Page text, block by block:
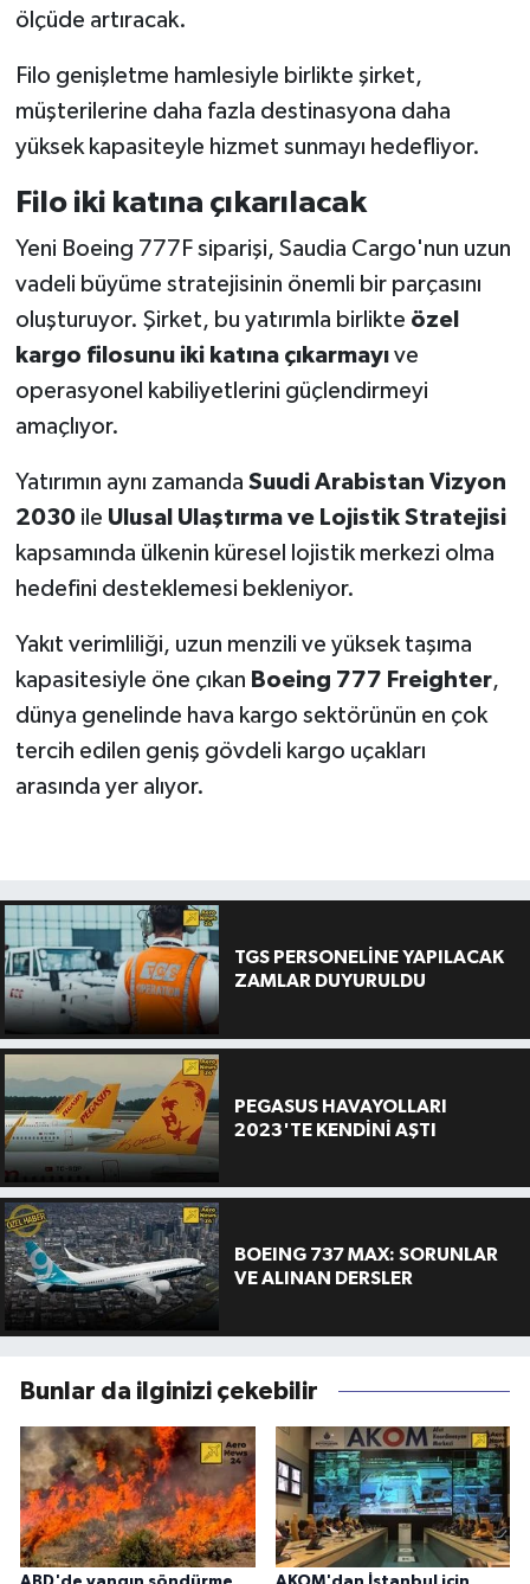
ölçüde artıracak.
Filo genişletme hamlesiyle birlikte şirket,
müşterilerine daha fazla destinasyona daha
yüksek kapasiteyle hizmet sunmayı hedefliyor.
Filo iki katına çıkarılacak
Yeni Boeing 777F siparişi, Saudia Cargo'nun uzun
vadeli büyüme stratejisinin önemli bir parçasını
oluşturuyor. Şirket, bu yatırımla birlikte özel
kargo filosunu iki katına çıkarmayıve
operasyonel kabiliyetlerini güçlendirmeyi
amaçlıyor.
Yatırımın aynı zamanda Suudi Arabistan Vizyon
2030ile Ulusal Ulaştırma ve Lojistik Stratejisi
kapsamında ülkenin küresel lojistik merkezi olma
hedefini desteklemesi bekleniyor.
Yakıt verimliliği, uzun menzili ve yüksek taşıma
kapasitesiyle öne çıkan Boeing 777 Freighter,
dünya genelinde hava kargo sektörünün en çok
tercih edilen geniş gövdeli kargo uçakları
arasında yer alıyor.
TGS PERSONELİNE YAPILACAK
ZAMLAR DUYURULDU
PEGASUS HAVAYOLLARI
2023'TE KENDİNİ AŞTI
BOEING 737 MAX: SORUNLAR
VE ALINAN DERSLER
Bunlar da ilginizi çekebilir